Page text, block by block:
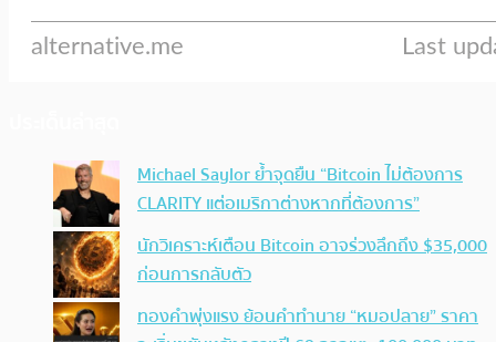
Michael Saylor ย้ำจุดยืน “Bitcoin ไม่ต้องการ
CLARITY แต่อเมริกาต่างหากที่ต้องการ”
นักวิเคราะห์เตือน Bitcoin อาจร่วงลึกถึง $35,000
ก่อนการกลับตัว
ทองคำพุ่งแรง ย้อนคำทำนาย “หมอปลาย” ราคา